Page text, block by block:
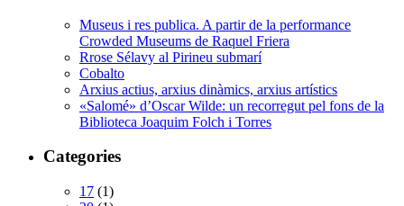
Museus i res publica. A partir de la performance
Crowded Museums de Raquel Friera
Rrose Sélavy al Pirineu submarí
Cobalto
Arxius actius, arxius dinàmics, arxius artístics
«Salomé» d’Oscar Wilde: un recorregut pel fons de la
Biblioteca Joaquim Folch i Torres
Categories
17 (1)